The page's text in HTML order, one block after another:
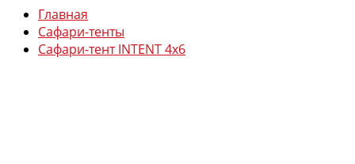
Главная
Сафари-тенты
Сафари-тент INTENT 4х6